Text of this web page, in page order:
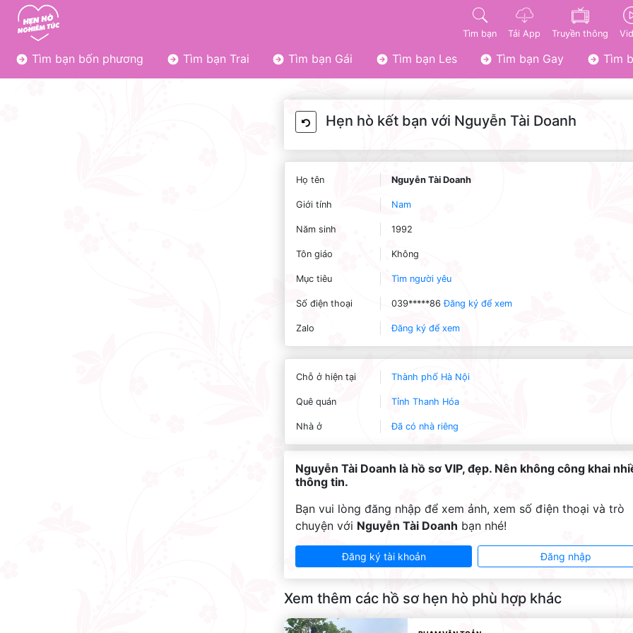
Tìm bạn Tải App Truyền thông
Tìm bạn bốn phương Tìm bạn Trai Tìm bạn Gái Tìm bạn Les Tìm bạn Gay Tìm
Hẹn hò kết bạn với Nguyễn Tài Doanh
Họ tên Nguyễn Tài Doanh
Giới tính Nam
Năm sinh 1992
Tôn giáo Không
Mục tiêu Tìm người yêu
Số điện thoại 039*****86Đăng ký để xem
Zalo Đăng ký để xem
Chỗ ở hiện tại Thành phố Hà Nội
Quê quán Tỉnh Thanh Hóa
Nhà ở Đã có nhà riêng
Nguyễn Tài Doanh là hồ sơ VIP, đẹp. Nên không công khai
thông tin.
Bạn vui lòng đăng nhập để xem ảnh, xem số điện thoại và trò
chuyện với Nguyễn Tài Doanh bạn nhé!
Đăng ký tài khoản Đăng nhập
Xem thêm các hồ sơ hẹn hò phù hợp khác